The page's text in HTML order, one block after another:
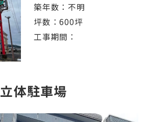
築年数：不明
坪数：600坪
工事期間：
立体駐車場